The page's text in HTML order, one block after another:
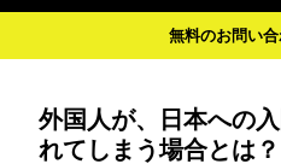
無料のお問い
外国人が、日本への
れてしまう場合とは？